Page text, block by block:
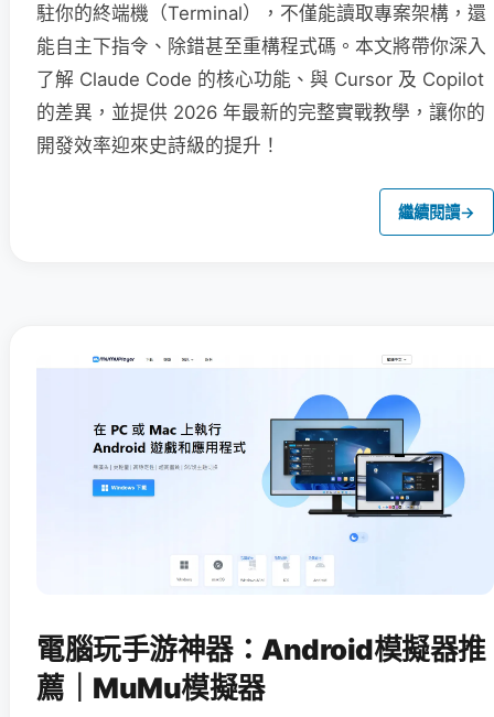
駐你的終端機（Terminal），不僅能讀取專案架構，還
能自主下指令、除錯甚至重構程式碼。本文將帶你深入
了解 Claude Code 的核心功能、與 Cursor 及 Copilot
的差異，並提供 2026 年最新的完整實戰教學，讓你的
開發效率迎來史詩級的提升！
繼續閱讀→
電腦玩手游神器：Android模擬器推
薦｜MuMu模擬器